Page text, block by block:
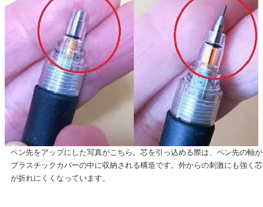
ペン先をアップにした写真がこちら。芯を引っ込める際は、ペン先の軸が
プラスチックカバーの中に収納される構造です。外からの刺激にも強く芯
が折れにくくなっています。